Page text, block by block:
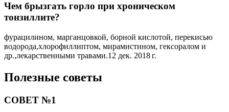
Чем брызгать горло при хроническом
тонзиллите?
фурацилином, марганцовкой, борной кислотой, перекисью
водорода,хлорофиллиптом, мирамистином, гексоралом и
др.,лекарственными травами.12 дек. 2018 г.
Полезные советы
СОВЕТ №1